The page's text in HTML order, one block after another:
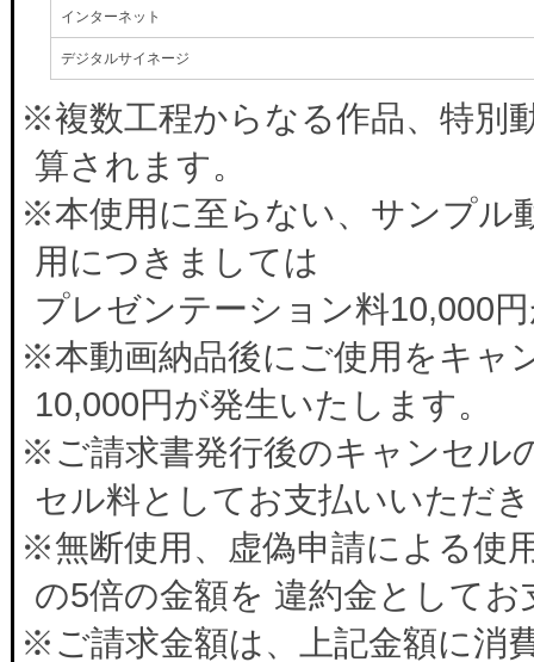
インターネット
デジタルサイネージ
※複数工程からなる作品、特別
算されます。
※本使用に至らない、サンプル
用につきましては
プレゼンテーション料10,000
※本動画納品後にご使用をキャ
10,000円が発生いたします。
※ご請求書発行後のキャンセル
セル料としてお支払いいただ
※無断使用、虚偽申請による使
の5倍の金額を 違約金として
※ご請求金額は、上記金額に消